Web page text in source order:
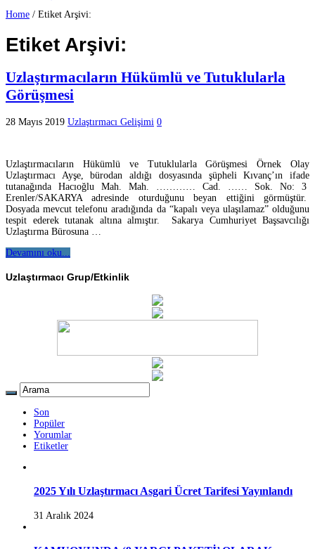
Home / Etiket Arşivi:
Etiket Arşivi:
Uzlaştırmacıların Hükümlü ve Tutuklularla
Görüşmesi
28 Mayıs 2019 Uzlaştırmacı Gelişimi 0
Uzlaştırmacıların Hükümlü ve Tutuklularla Görüşmesi Örnek Olay
Uzlaştırmacı Ayşe, bürodan aldığı dosyasında şüpheli Kıvanç’ın ifade
tutanağında Hacıoğlu Mah. Mah. ………… Cad. …… Sok. No: 3
Erenler/SAKARYA adresinde oturduğunu beyan ettiğini görmüştür.
Dosyada mevcut telefonu aradığında da “kapalı veya ulaşılamaz” olduğunu
tespit ederek tutanak altına almıştır. Sakarya Cumhuriyet Başsavcılığı
Uzlaştırma Bürosuna …
Devamını oku...
Uzlaştırmacı Grup/Etkinlik
Son
Popüler
Yorumlar
Etiketler
2025 Yılı Uzlaştırmacı Asgari Ücret Tarifesi Yayınlandı
31 Aralık 2024